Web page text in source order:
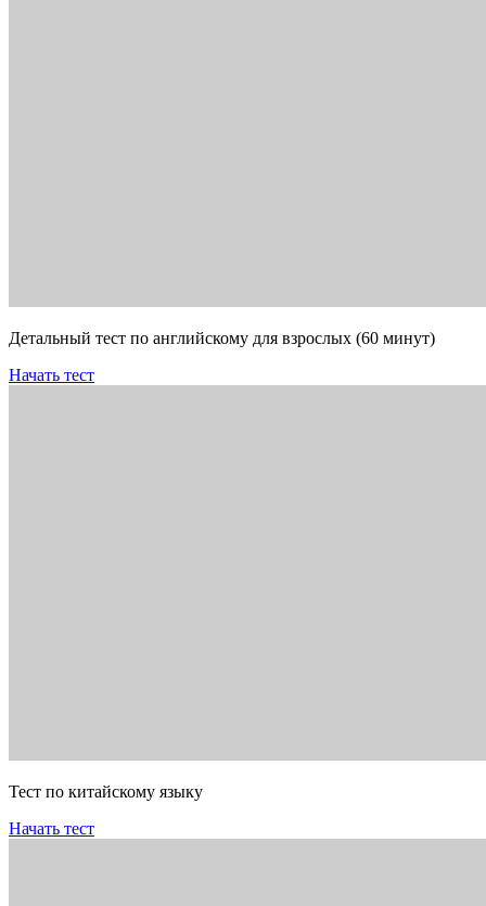
Детальный тест по английскому для взрослых (60 минут)
Начать тест
Тест по китайскому языку
Начать тест